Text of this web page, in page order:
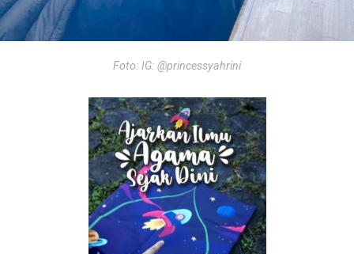
Foto: IG: @princessyahrini